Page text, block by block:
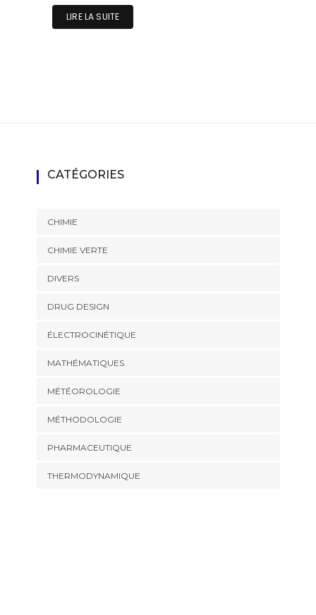
LIRE LA SUITE
CATÉGORIES
CHIMIE
CHIMIE VERTE
DIVERS
DRUG DESIGN
ÉLECTROCINÉTIQUE
MATHÉMATIQUES
MÉTÉOROLOGIE
MÉTHODOLOGIE
PHARMACEUTIQUE
THERMODYNAMIQUE